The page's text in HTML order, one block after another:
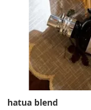
hatua blend